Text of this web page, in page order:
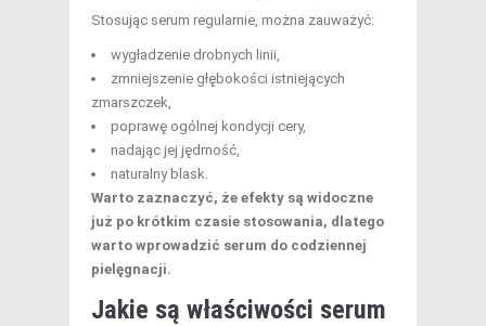
Stosując serum regularnie, można zauważyć:
wygładzenie drobnych linii,
zmniejszenie głębokości istniejących
zmarszczek,
poprawę ogólnej kondycji cery,
nadając jej jędrność,
naturalny blask.
Warto zaznaczyć, że efekty są widoczne
już po krótkim czasie stosowania, dlatego
warto wprowadzić serum do codziennej
pielęgnacji.
Jakie są właściwości serum